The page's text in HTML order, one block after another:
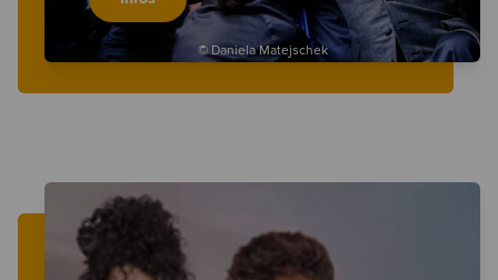
© Daniela Matejschek